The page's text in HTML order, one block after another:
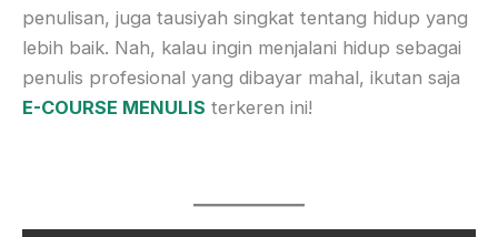
penulisan, juga tausiyah singkat tentang hidup yang
lebih baik. Nah, kalau ingin menjalani hidup sebagai
penulis profesional yang dibayar mahal, ikutan saja
E-COURSE MENULIS terkeren ini!